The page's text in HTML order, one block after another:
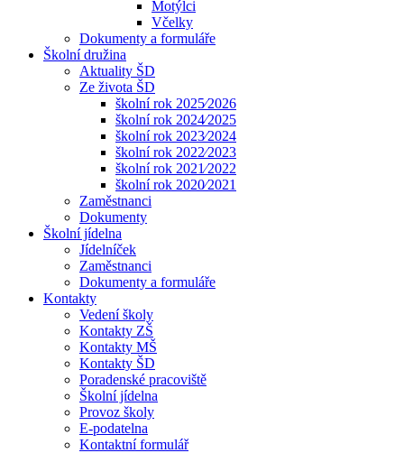
Motýlci
Včelky
Dokumenty a formuláře
Školní družina
Aktuality ŠD
Ze života ŠD
školní rok 2025⁄2026
školní rok 2024⁄2025
školní rok 2023⁄2024
školní rok 2022⁄2023
školní rok 2021⁄2022
školní rok 2020⁄2021
Zaměstnanci
Dokumenty
Školní jídelna
Jídelníček
Zaměstnanci
Dokumenty a formuláře
Kontakty
Vedení školy
Kontakty ZŠ
Kontakty MŠ
Kontakty ŠD
Poradenské pracoviště
Školní jídelna
Provoz školy
E-podatelna
Kontaktní formulář